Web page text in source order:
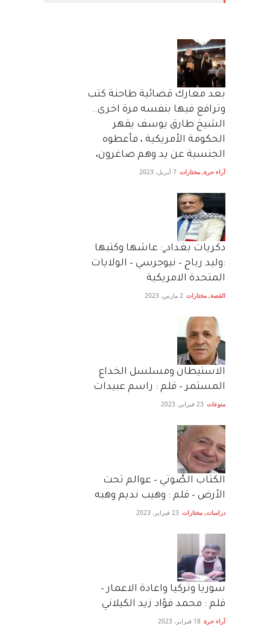
بعد معارك قضائية طاحنة كتب
وترافع فيها بنفسه مرة اخرى..
الشيخ طارق يوسف يقهر
الحكومة الأمريكية ، فأعطوه
الجنسية عن يد وهم صاغرون،
آراء حرة, مختارات 7 أبريل، 2023
دكريات بغداد ٍ: عاشها وكتبها
:وليد رباح – نيوجرسي – الولايات
المتحدة الامريكية
القصة, مختارات 2 مارس، 2023
الاستيطان ومسلسل الخداع
المستمر – قلم : راسم عبيدات
منوعات 23 فبراير، 2023
الكتاب الصَّوتي – عوالم تحت
الأرض – قلم : وهيب نديم وهبه
دراسات, مختارات 23 فبراير، 2023
سوريا وتركيا واعادة الاعمار –
قلم : محمد فؤاد زيد الكيلاني
آراء حرة 18 فبراير، 2023